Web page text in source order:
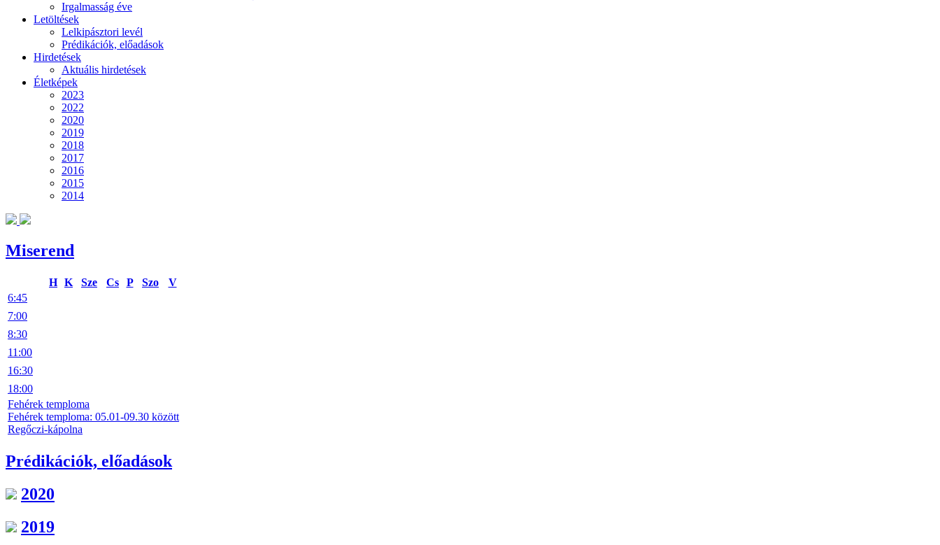
Irgalmasság éve
Letöltések
Lelkipásztori levél
Prédikációk, előadások
Hirdetések
Aktuális hirdetések
Életképek
2023
2022
2020
2019
2018
2017
2016
2015
2014
Miserend
H K Sze Cs P Szo
V
6:45
7:00
8:30
11:00
16:30
18:00
Fehérek temploma
Fehérek temploma: 05.01-09.30 között
Regőczi-kápolna
Prédikációk, előadások
2020
2019